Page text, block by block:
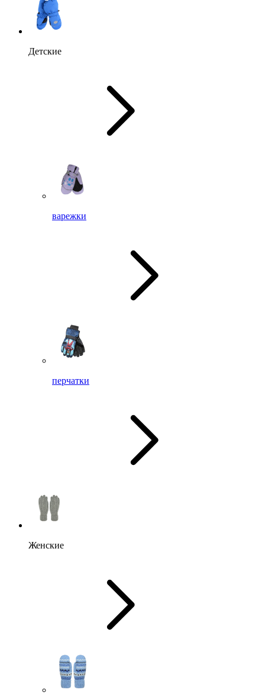
Детские
варежки
перчатки
Женские